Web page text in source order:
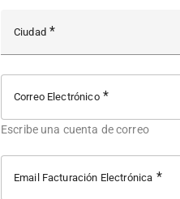
Ciudad
Correo Electrónico
Escribe una cuenta de correo
Email Facturación Electrónica